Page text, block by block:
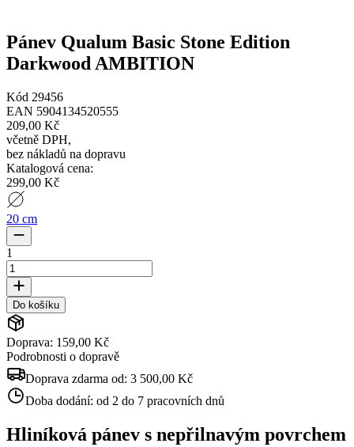
Pánev Qualum Basic Stone Edition
Darkwood AMBITION
Kód 29456
EAN 5904134520555
209,00 Kč
včetně DPH,
bez nákladů na dopravu
Katalogová cena:
299,00 Kč
20 cm
1
Do košíku
Doprava: 159,00 Kč
Podrobnosti o dopravě
Doprava zdarma od: 3 500,00 Kč
Doba dodání: od 2 do 7 pracovních dnů
Hliníková pánev s nepřilnavým povrchem